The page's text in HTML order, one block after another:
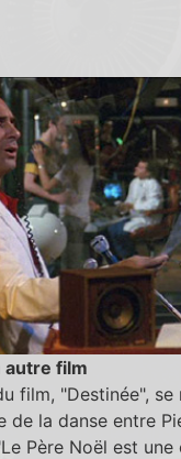
autre film
film, "Destinée", se
de la danse entre
Père Noël est une